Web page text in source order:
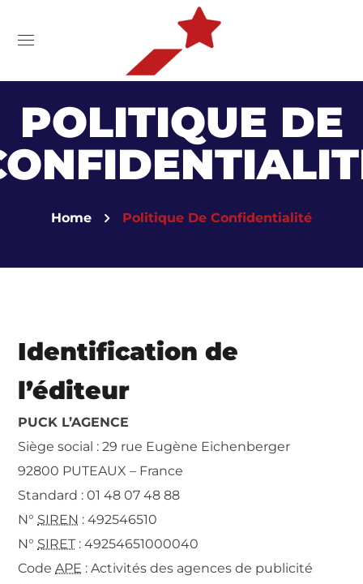
POLITIQUE DE
Home Politique De Confidentialité
Identification de
l’éditeur
PUCK L’AGENCE
Siège social : 29 rue Eugène Eichenberger
92800 PUTEAUX – France
Standard : 01 48 07 48 88
N° SIREN : 492546510
N° SIRET : 49254651000040
Code APE : Activités des agences de publicité